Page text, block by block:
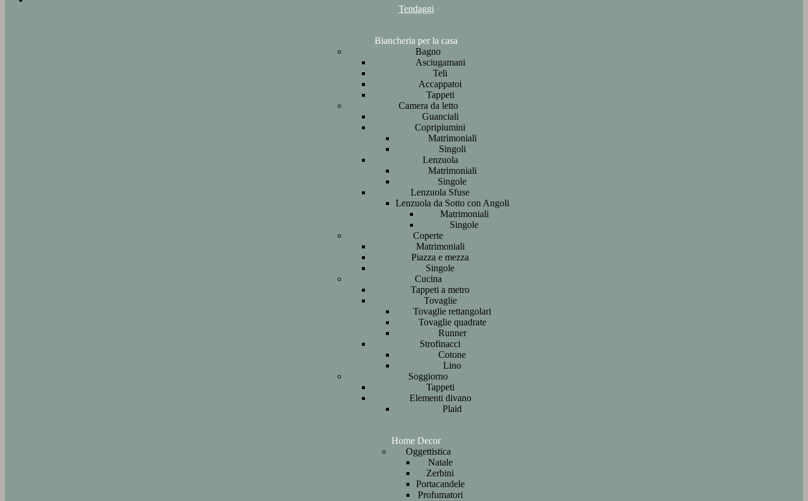
Tendaggi
Biancheria per la casa
Bagno
Asciugamani
Teli
Accappatoi
Tappeti
Camera da letto
Guanciali
Copripiumini
Matrimoniali
Singoli
Lenzuola
Matrimoniali
Singole
Lenzuola Sfuse
Lenzuola da Sotto con Angoli
Matrimoniali
Singole
Coperte
Matrimoniali
Piazza e mezza
Singole
Cucina
Tappeti a metro
Tovaglie
Tovaglie rettangolari
Tovaglie quadrate
Runner
Strofinacci
Cotone
Lino
Soggiorno
Tappeti
Elementi divano
Plaid
Home Decor
Oggettistica
Natale
Zerbini
Portacandele
Profumatori